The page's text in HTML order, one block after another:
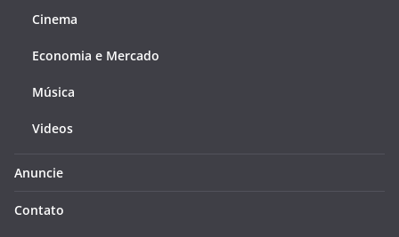
Cinema
Economia e Mercado
Música
Videos
Anuncie
Contato